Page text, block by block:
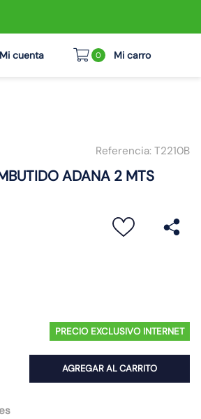
0
Referencia: T2210B
ADANA 2 MTS
PRECIO EXCLUSIVO INTERNET
AGREGAR AL CARRITO